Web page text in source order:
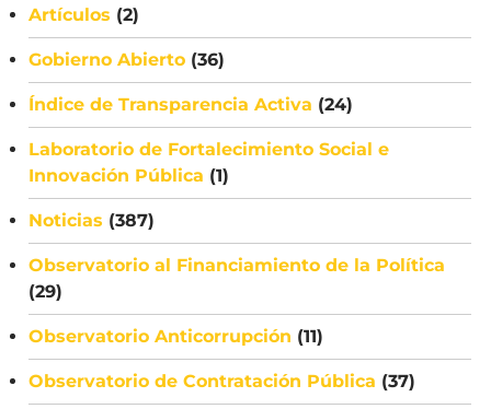
Artículos (2)
Gobierno Abierto (36)
Índice de Transparencia Activa (24)
Laboratorio de Fortalecimiento Social e
Innovación Pública (1)
Noticias (387)
Observatorio al Financiamiento de la Política
(29)
Observatorio Anticorrupción (11)
Observatorio de Contratación Pública (37)